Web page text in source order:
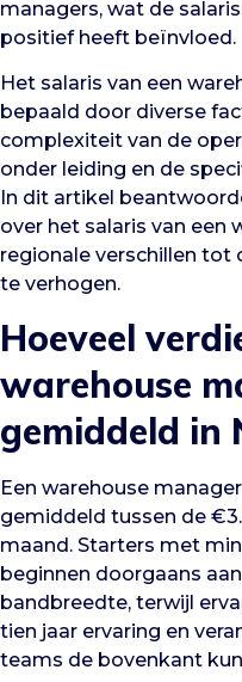
managers, wat de
positief heeft beïnvloed.
Het salaris van een
bepaald door diverse
complexiteit van de
onder leiding en de
In dit artikel
over het salaris van een
regionale verschillen tot
te verhogen.
Hoeveel
warehouse
gemiddeld in
Een warehouse
gemiddeld tussen de
maand. Starters met
beginnen doorgaans
bandbreedte, terwijl
tien jaar ervaring en
teams de bovenkant